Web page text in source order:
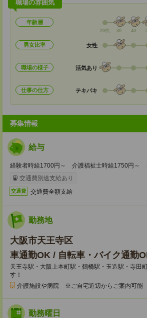
職場の雰囲気
年齢層
20代 30 40
男女比率 女性
職場の様子 活気あり
仕事の仕方 テキパキ
募集情報
給与
経験者時給1700円～ 介護福祉士時給1750円～
交通費別途支給あり
交通費 交通費全額支給
勤務地
大阪市天王寺区
車通勤OK / 自転車・バイク通勤
天王寺駅・大阪上本町駅・鶴橋駅・玉造駅・寺
す！
介護施設や病院 ※ご自宅近辺からご案内可能
勤務曜日